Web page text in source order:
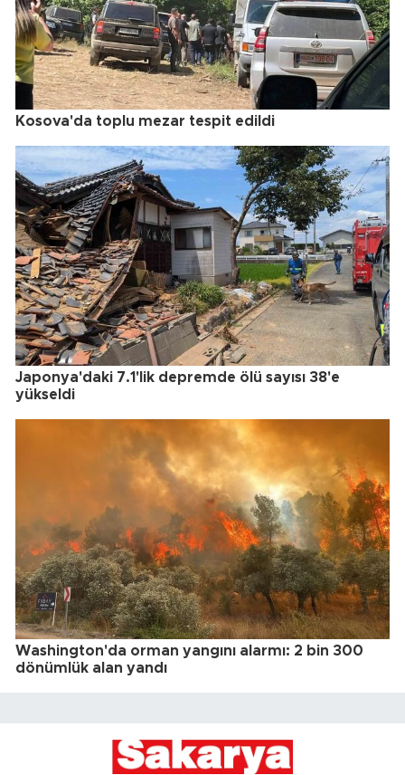
Kosova'da toplu mezar tespit edildi
Japonya'daki 7.1'lik depremde ölü sayısı 38'e
yükseldi
Washington'da orman yangını alarmı: 2 bin 300
dönümlük alan yandı